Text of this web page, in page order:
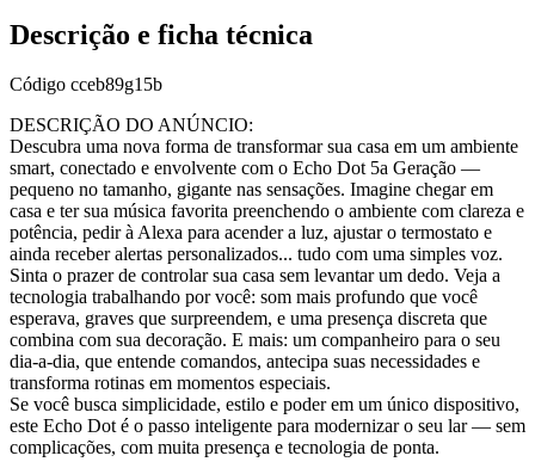
Descrição e ficha técnica
Código cceb89g15b
DESCRIÇÃO DO ANÚNCIO:
Descubra uma nova forma de transformar sua casa em um ambiente
smart, conectado e envolvente com o Echo Dot 5a Geração —
pequeno no tamanho, gigante nas sensações. Imagine chegar em
casa e ter sua música favorita preenchendo o ambiente com clareza e
potência, pedir à Alexa para acender a luz, ajustar o termostato e
ainda receber alertas personalizados... tudo com uma simples voz.
Sinta o prazer de controlar sua casa sem levantar um dedo. Veja a
tecnologia trabalhando por você: som mais profundo que você
esperava, graves que surpreendem, e uma presença discreta que
combina com sua decoração. E mais: um companheiro para o seu
dia-a-dia, que entende comandos, antecipa suas necessidades e
transforma rotinas em momentos especiais.
Se você busca simplicidade, estilo e poder em um único dispositivo,
este Echo Dot é o passo inteligente para modernizar o seu lar — sem
complicações, com muita presença e tecnologia de ponta.